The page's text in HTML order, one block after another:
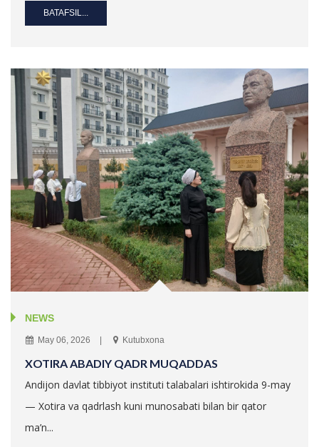
BATAFSIL...
NEWS
May 06, 2026 Kutubxona
XOTIRA ABADIY QADR MUQADDAS
Andijon davlat tibbiyot instituti talabalari ishtirokida 9-may
— Xotira va qadrlash kuni munosabati bilan bir qator
ma’n...